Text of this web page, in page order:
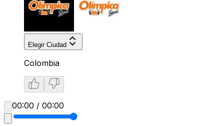
Elegir Ciudad
Colombia
00:00 / 00:00